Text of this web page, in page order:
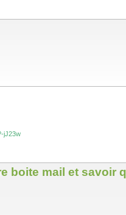
jJ23w
boite mail et savoir